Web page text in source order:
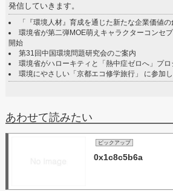
発信していきます。
「『環境人材』育成を通じた新たな企業価値
環境省が第二弾MOE萌えキャラクターコンセ
開始
第31回中国環境問題研究会のご案内
環境省がハローキティと「熱中症ゼロへ」プロ
環境にやさしい「京都エコ修学旅行」 に参加し
あわせて読みたい
ピックアップ
0x1c8c5b6a